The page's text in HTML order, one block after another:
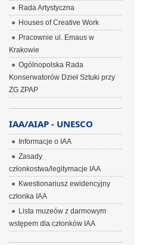
Rada Artystyczna
Houses of Creative Work
Pracownie ul. Emaus w
Krakowie
Ogólnopolska Rada
Konserwatorów Dzieł Sztuki przy
ZG ZPAP
IAA/AIAP - UNESCO
Informacje o IAA
Zasady
członkostwa/legitymacje IAA
Kwestionariusz ewidencyjny
członka IAA
Lista muzeów z darmowym
wstępem dla członków IAA